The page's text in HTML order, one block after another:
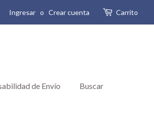
Ingresar o Crear cuenta Carrito
de Envío Buscar